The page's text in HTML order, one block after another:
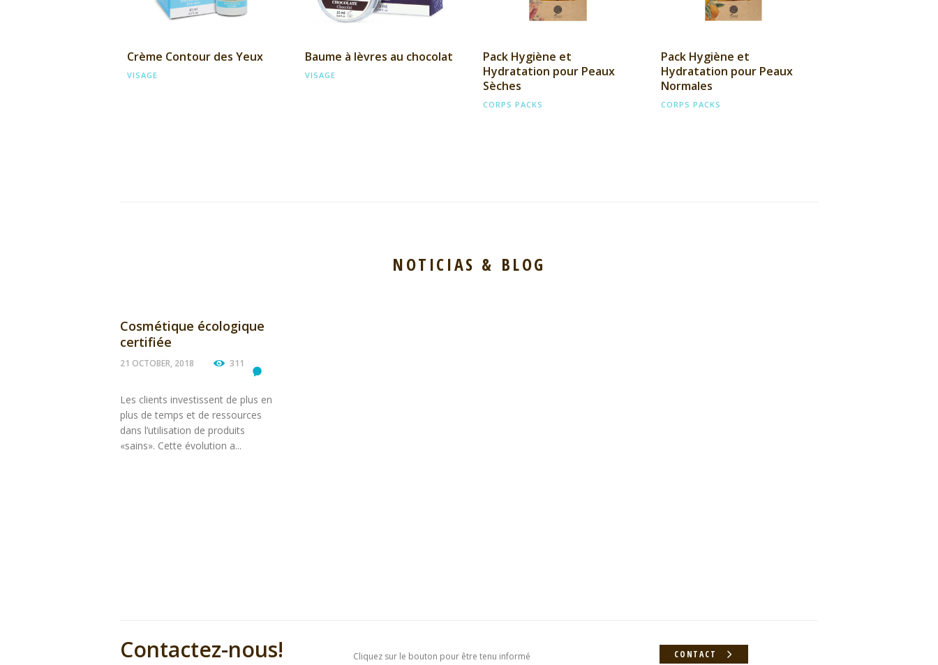
Crème Contour des Yeux
VISAGE
Baume à lèvres au chocolat
VISAGE
Pack Hygiène et
Hydratation pour Peaux
Sèches
CORPS PACKS
Pack Hygiène et
Hydratation pour Peaux
Normales
CORPS PACKS
NOTICIAS & BLOG
Cosmétique écologique
certifiée
21 OCTOBER, 2018 311
Les clients investissent de plus en
plus de temps et de ressources
dans l’utilisation de produits
«sains». Cette évolution a...
Contactez-nous! Cliquez sur le bouton pour être tenu informé CONTACT